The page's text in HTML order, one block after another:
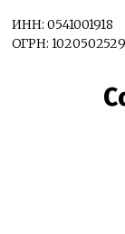
ИНН: 0541001918
ОГРН: